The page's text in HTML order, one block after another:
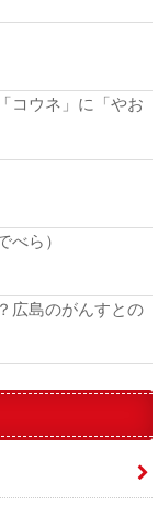
コウネ」に「やお
ら）
広島のがんすとの